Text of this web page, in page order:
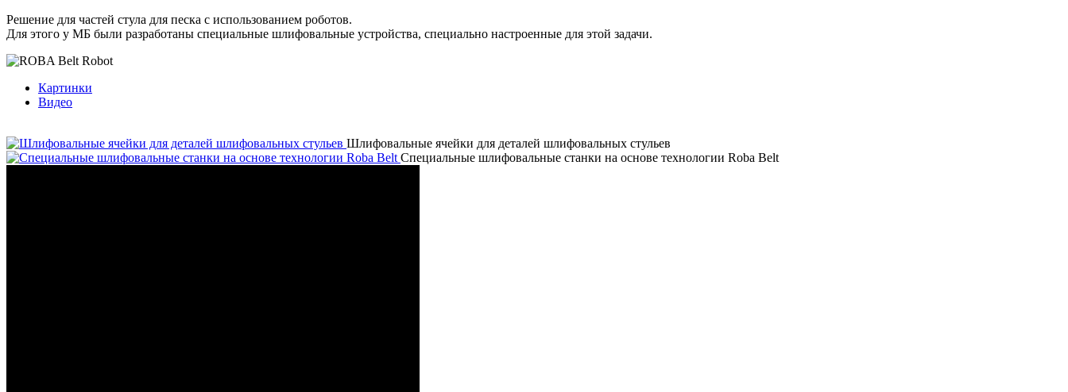
Решение для частей стула для песка с использованием роботов.
Для этого у МБ были разработаны специальные шлифовальные устройства, специально настроенные для этой задачи.
Картинки
Видео
Шлифовальные ячейки для деталей шлифовальных стульев
Специальные шлифовальные станки на основе технологии Roba Belt